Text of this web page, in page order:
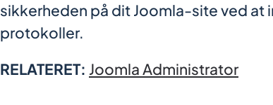
sikkerheden på dit Joomla-site ved
protokoller.
RELATERET: Joomla Administrator